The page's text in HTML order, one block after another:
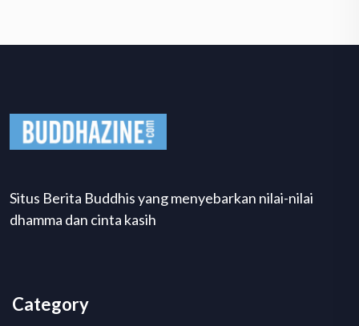
Situs Berita Buddhis yang menyebarkan nilai-nilai
dhamma dan cinta kasih
Category